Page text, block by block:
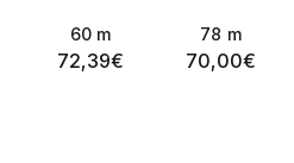
60 m
72,39€
78 m
70,00€